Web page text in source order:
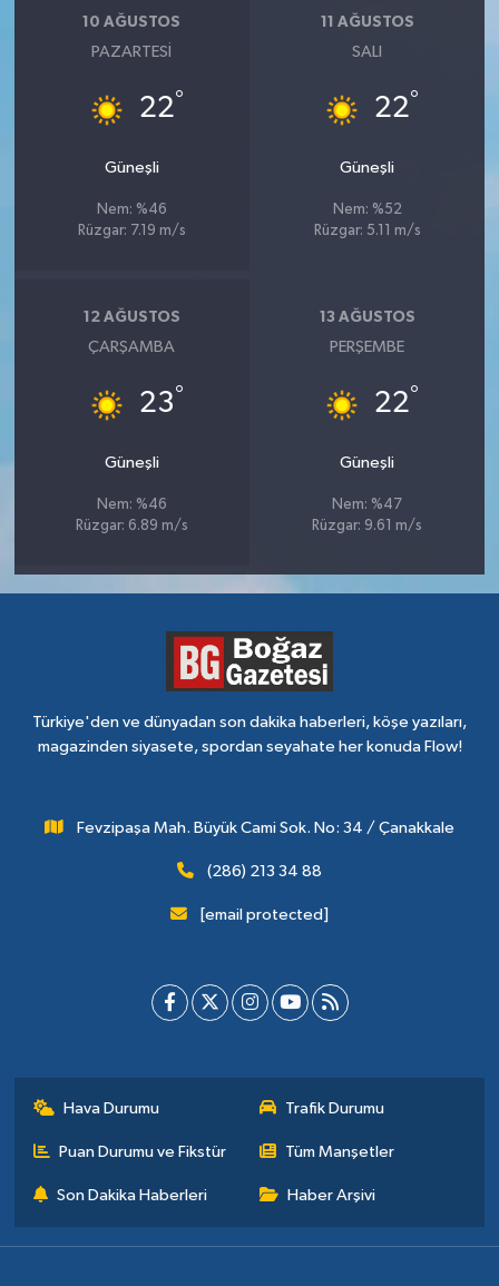
10 AĞUSTOS
PAZARTESI
22°
Güneşli
Nem: %46
Rüzgar: 7.19 m/s
11 AĞUSTOS
SALI
22°
Güneşli
Nem: %52
Rüzgar: 5.11 m/s
12 AĞUSTOS
ÇARŞAMBA
23°
Güneşli
Nem: %46
Rüzgar: 6.89 m/s
13 AĞUSTOS
PERŞEMBE
22°
Güneşli
Nem: %47
Rüzgar: 9.61 m/s
Türkiye'den ve dünyadan son dakika haberleri, köşe yazıları,
magazinden siyasete, spordan seyahate her konuda Flow!
Fevzipaşa Mah. Büyük Cami Sok. No: 34 / Çanakkale
(286) 213 34 88
[email protected]
Hava Durumu Trafik Durumu
Puan Durumu ve Fikstür Tüm Manşetler
Son Dakika Haberleri Haber Arşivi